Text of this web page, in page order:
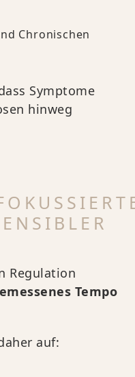
Chronischen
Symptome
hinweg
Regulation
Tempo
auf: